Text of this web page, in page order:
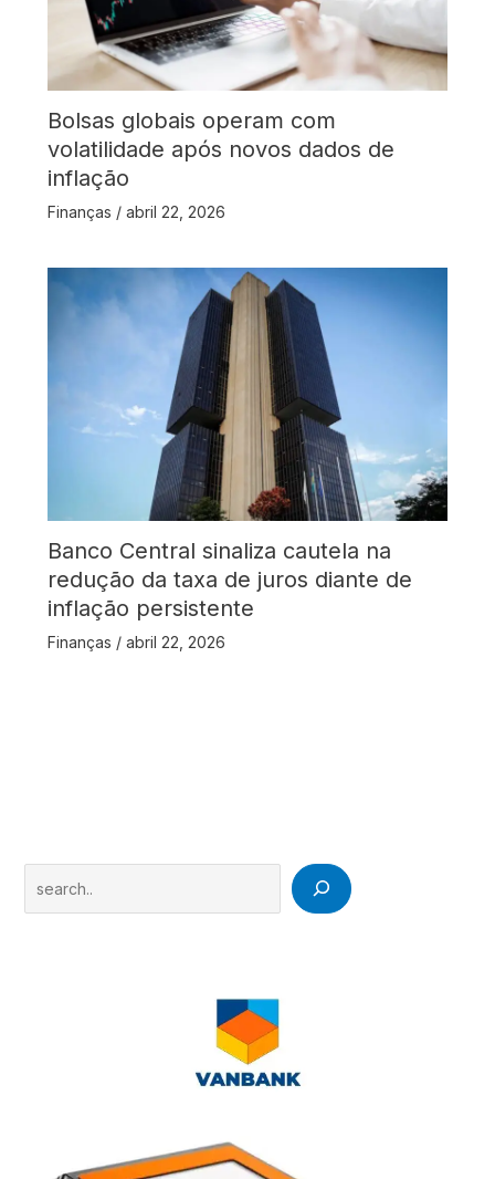
Bolsas globais operam com
volatilidade após novos dados de
inflação
Finanças / abril 22, 2026
Banco Central sinaliza cautela na
redução da taxa de juros diante de
inflação persistente
Finanças / abril 22, 2026